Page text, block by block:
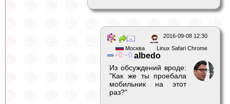
2016-09-08 12:30
Linux Safari Chrome
Москва
0 0 albedо
Из обсуждений вроде:
"Как же ты проебала
мобильник на этот
раз?"